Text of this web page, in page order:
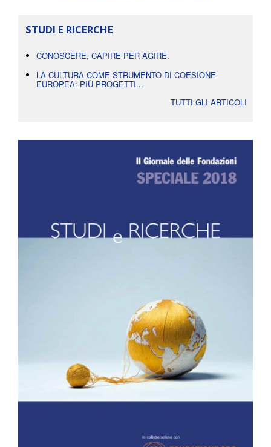
STUDI E RICERCHE
CONOSCERE, CAPIRE PER AGIRE.
LA CULTURA COME STRUMENTO DI COESIONE
EUROPEA: PIÙ PROGETTI...
TUTTI GLI ARTICOLI